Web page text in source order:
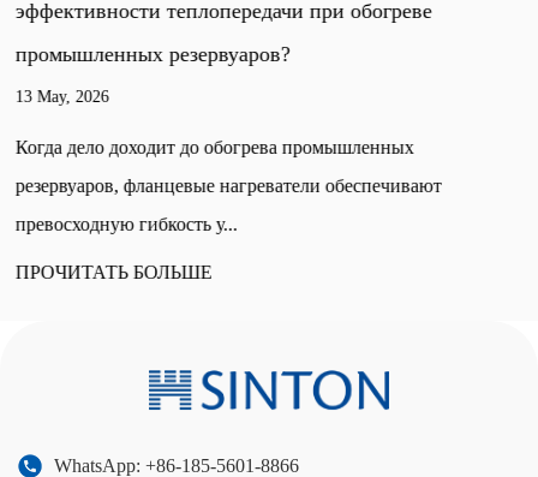
06 May, 2026
односторонний картриджный нагреватель оба
провода выходят из одного конца, тогда как у
ПРОЧИТАТЬ БОЛЬШЕ
WhatsApp: +86-185-5601-8866